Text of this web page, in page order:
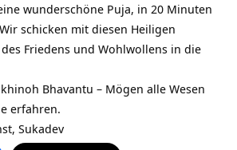
wunderschöne Puja, in 20 Minuten
schicken mit diesen Heiligen
Friedens und Wohlwollens in die
Bhavantu – Mögen alle Wesen
erfahren.
Sukadev